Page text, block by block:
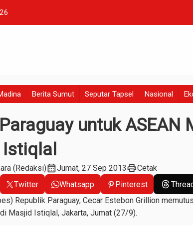
Berita Sumut Seputar Tapsel Nasional
untuk ASEAN
(Redaksi)calendar_monthJumat, 27 Sep 2013printCetak
Twitter Whatsapp Pinterest
Republik Paraguay, Cecar Estebon Grillion
Masjid Istiqlal, Jakarta, Jumat (27/9).